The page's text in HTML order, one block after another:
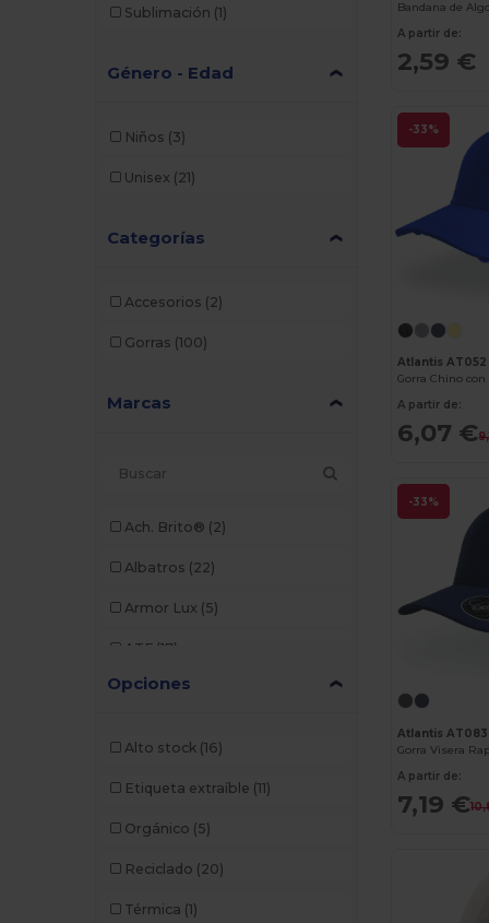
Sublimación (1)
Género - Edad
Niños (3)
Unisex (21)
Categorías
Accesorios (2)
Gorras (100)
Marcas
Ach. Brito® (2)
Albatros (22)
Armor Lux (5)
ATF (17)
Atlantis (102)
Opciones
Alto stock (16)
Etiqueta extraíble (11)
Orgánico (5)
Reciclado (20)
Térmica (1)
A partir de:
2,59 €
-33%
Atlantis AT052
Gorra Chino
A partir de:
6,07 €
-33%
Atlantis AT083
Gorra Visera
A partir de:
7,19 €